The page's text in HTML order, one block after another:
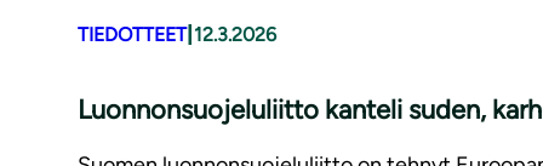
TIEDOTTEET| 12.3.2026
Luonnonsuojeluliitto kanteli suden,